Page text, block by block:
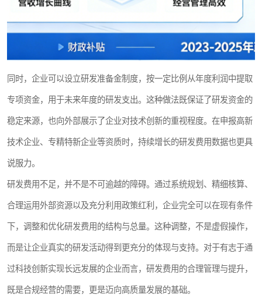
同时，企业可以设立研发准备金制度，按一定比例从年度利润中提取
专项资金，用于未来年度的研发支出。这种做法既保证了研发资金的
稳定来源，也向外部展示了企业对技术创新的重视程度。在申报高新
技术企业、专精特新企业等资质时，持续增长的研发费用数据也更具
说服力。
研发费用不足，并不是不可逾越的障碍。通过系统规划、精细核算、
合理运用外部资源以及充分利用政策红利，企业完全可以在现有条件
下，调整和优化研发费用的结构与总量。这种调整，不是虚假操作，
而是让企业真实的研发活动得到更充分的体现与支持。对于有志于通
过科技创新实现长远发展的企业而言，研发费用的合理管理与提升，
既是合规经营的需要，更是迈向高质量发展的基础。